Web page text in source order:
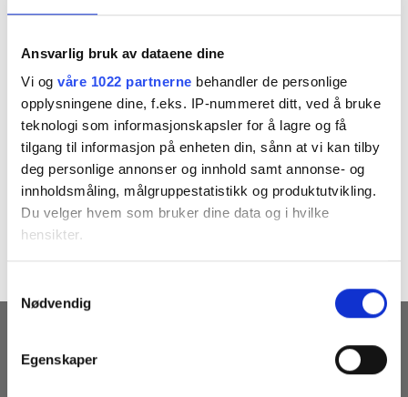
Ansvarlig bruk av dataene dine
Vi og våre 1022 partnerne behandler de personlige
opplysningene dine, f.eks. IP-nummeret ditt, ved å bruke
teknologi som informasjonskapsler for å lagre og få
tilgang til informasjon på enheten din, sånn at vi kan tilby
deg personlige annonser og innhold samt annonse- og
innholdsmåling, målgruppestatistikk og produktutvikling.
Du velger hvem som bruker dine data og i hvilke
hensikter.
Innhente informasjon om den geografiske
Identifisere enheten din ved å aktivt skanne den
Nødvendig
Egenskaper
Both comments and trackbacks are currently closed.
←Previous
Next→